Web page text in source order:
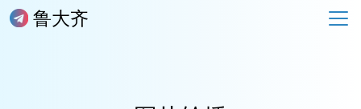
鲁大齐